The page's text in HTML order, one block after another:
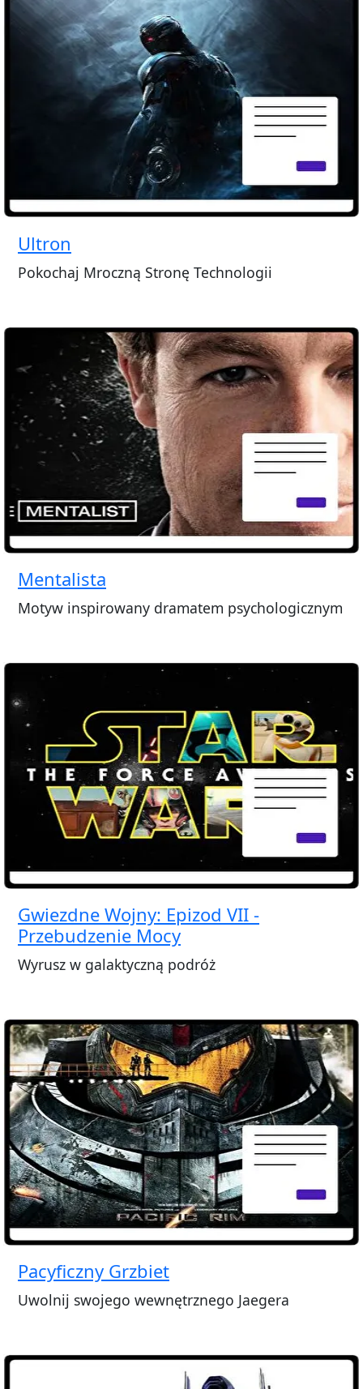
Ultron
Pokochaj Mroczną Stronę Technologii
Mentalista
Motyw inspirowany dramatem psychologicznym
Gwiezdne Wojny: Epizod VII -
Przebudzenie Mocy
Wyrusz w galaktyczną podróż
Pacyficzny Grzbiet
Uwolnij swojego wewnętrznego Jaegera